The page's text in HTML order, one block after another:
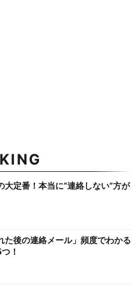
大定番！本当に”連絡しない”方が
た後の連絡メール」頻度でわかる
！